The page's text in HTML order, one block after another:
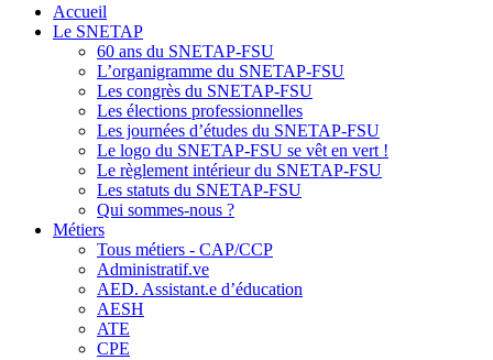
Accueil
Le SNETAP
60 ans du SNETAP-FSU
L’organigramme du SNETAP-FSU
Les congrès du SNETAP-FSU
Les élections professionnelles
Les journées d’études du SNETAP-FSU
Le logo du SNETAP-FSU se vêt en vert !
Le règlement intérieur du SNETAP-FSU
Les statuts du SNETAP-FSU
Qui sommes-nous ?
Métiers
Tous métiers - CAP/CCP
Administratif.ve
AED. Assistant.e d’éducation
AESH
ATE
CPE